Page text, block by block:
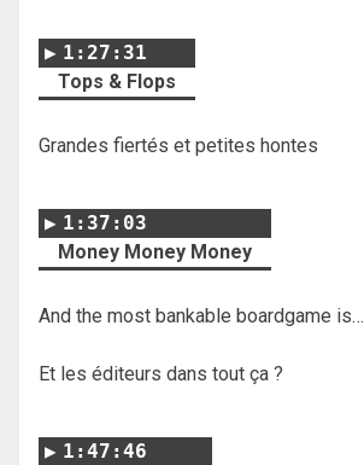
1:27:31
Tops & Flops
Grandes fiertés et petites hontes
1:37:03
Money Money Money
And the most bankable boardgame is…
Et les éditeurs dans tout ça ?
1:47:46